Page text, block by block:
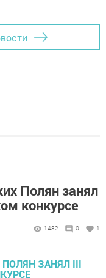
Полян занял
конкурсе
1482 0 1